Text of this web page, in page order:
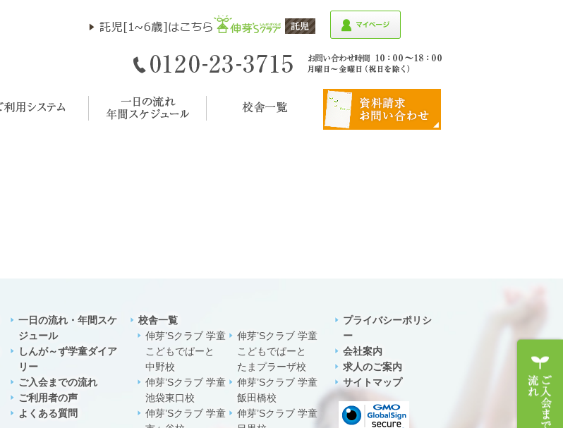
一日の流れ・年間スケ
ジュール
しんが～ず学童ダイア
リー
ご入会までの流れ
ご利用者の声
よくある質問
校舎一覧
伸芽’Sクラブ 学童
こどもでぱーと
中野校
伸芽’Sクラブ 学童
こどもでぱーと
たまプラーザ校
伸芽’Sクラブ 学童
池袋東口校
伸芽’Sクラブ 学童
飯田橋校
伸芽’Sクラブ 学童
伸芽’Sクラブ 学童
プライバシーポリシ
ー
会社案内
求人のご案内
サイトマップ